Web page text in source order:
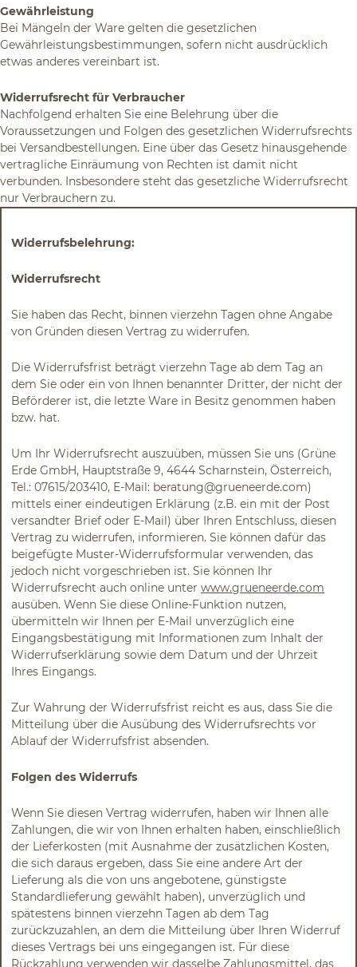
Gewährleistung
Bei Mängeln der Ware gelten die gesetzlichen
Gewährleistungsbestimmungen, sofern nicht ausdrücklich
etwas anderes vereinbart ist.
Widerrufsrecht für Verbraucher
Nachfolgend erhalten Sie eine Belehrung über die
Voraussetzungen und Folgen des gesetzlichen Widerrufsrechts
bei Versandbestellungen. Eine über das Gesetz hinausgehende
vertragliche Einräumung von Rechten ist damit nicht
verbunden. Insbesondere steht das gesetzliche Widerrufsrecht
nur Verbrauchern zu.
Widerrufsbelehrung:
Widerrufsrecht
Sie haben das Recht, binnen vierzehn Tagen ohne Angabe
von Gründen diesen Vertrag zu widerrufen.
Die Widerrufsfrist beträgt vierzehn Tage ab dem Tag an
dem Sie oder ein von Ihnen benannter Dritter, der nicht der
Beförderer ist, die letzte Ware in Besitz genommen haben
bzw. hat.
Um Ihr Widerrufsrecht auszuüben, müssen Sie uns (Grüne
Erde GmbH, Hauptstraße 9, 4644 Scharnstein, Österreich,
Tel.: 07615/203410, E-Mail: beratung@grueneerde.com)
mittels einer eindeutigen Erklärung (z.B. ein mit der Post
versandter Brief oder E-Mail) über Ihren Entschluss, diesen
Vertrag zu widerrufen, informieren. Sie können dafür das
beigefügte Muster-Widerrufsformular verwenden, das
jedoch nicht vorgeschrieben ist. Sie können Ihr
Widerrufsrecht auch online unter www.grueneerde.com
ausüben. Wenn Sie diese Online-Funktion nutzen,
übermitteln wir Ihnen per E-Mail unverzüglich eine
Eingangsbestätigung mit Informationen zum Inhalt der
Widerrufserklärung sowie dem Datum und der Uhrzeit
Ihres Eingangs.
Zur Wahrung der Widerrufsfrist reicht es aus, dass Sie die
Mitteilung über die Ausübung des Widerrufsrechts vor
Ablauf der Widerrufsfrist absenden.
Folgen des Widerrufs
Wenn Sie diesen Vertrag widerrufen, haben wir Ihnen alle
Zahlungen, die wir von Ihnen erhalten haben, einschließlich
der Lieferkosten (mit Ausnahme der zusätzlichen Kosten,
die sich daraus ergeben, dass Sie eine andere Art der
Lieferung als die von uns angebotene, günstigste
Standardlieferung gewählt haben), unverzüglich und
spätestens binnen vierzehn Tagen ab dem Tag
zurückzuzahlen, an dem die Mitteilung über Ihren Widerruf
dieses Vertrags bei uns eingegangen ist. Für diese
Rückzahlung verwenden wir dasselbe Zahlungsmittel, das